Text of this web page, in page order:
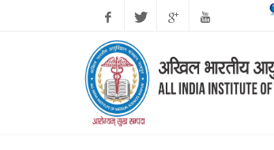
FacebookTwitter
Plus